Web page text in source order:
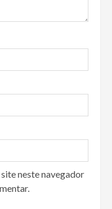
neste navegador